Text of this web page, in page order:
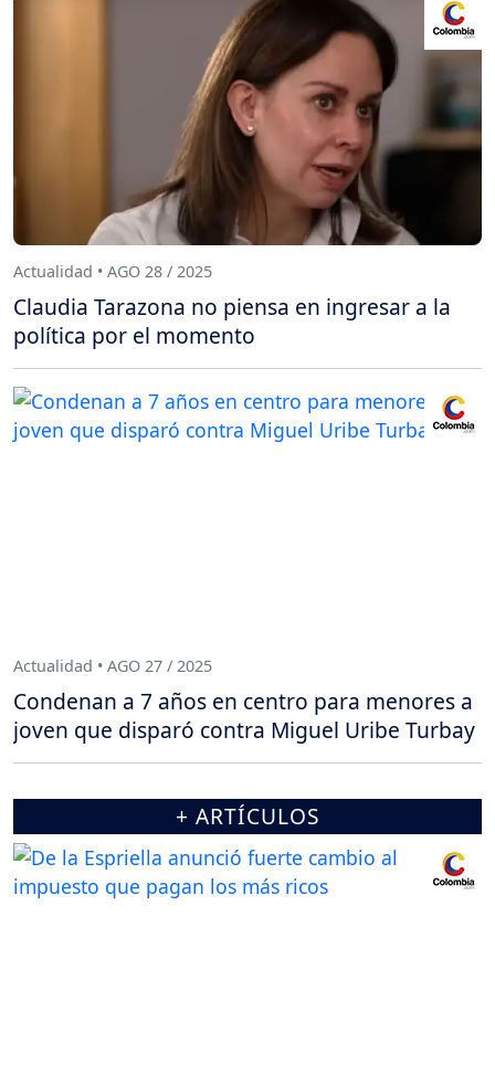
Actualidad • AGO 28 / 2025
Claudia Tarazona no piensa en ingresar a la
política por el momento
Actualidad • AGO 27 / 2025
Condenan a 7 años en centro para menores a
joven que disparó contra Miguel Uribe Turbay
+ ARTÍCULOS